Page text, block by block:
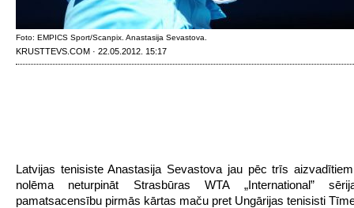
Foto: EMPICS Sport/Scanpix. Anastasija Sevastova.
KRUSTTEVS.COM · 22.05.2012. 15:17
Latvijas tenisiste Anastasija Sevastova jau pēc trīs aizvadītiem
nolēma neturpināt Strasbūras WTA „International”
pamatsacensību pirmās kārtas maču pret Ungārijas tenisisti